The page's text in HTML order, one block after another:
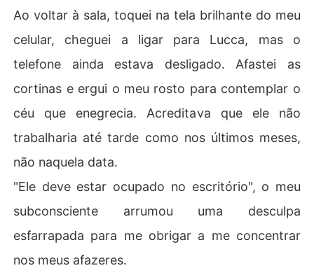
Ao voltar à sala, toquei na tela brilhante do meu
celular, cheguei a ligar para Lucca, mas o
telefone ainda estava desligado. Afastei as
cortinas e ergui o meu rosto para contemplar o
céu que enegrecia. Acreditava que ele não
trabalharia até tarde como nos últimos meses,
não naquela data.
"Ele deve estar ocupado no escritório", o meu
subconsciente arrumou uma desculpa
esfarrapada para me obrigar a me concentrar
nos meus afazeres.